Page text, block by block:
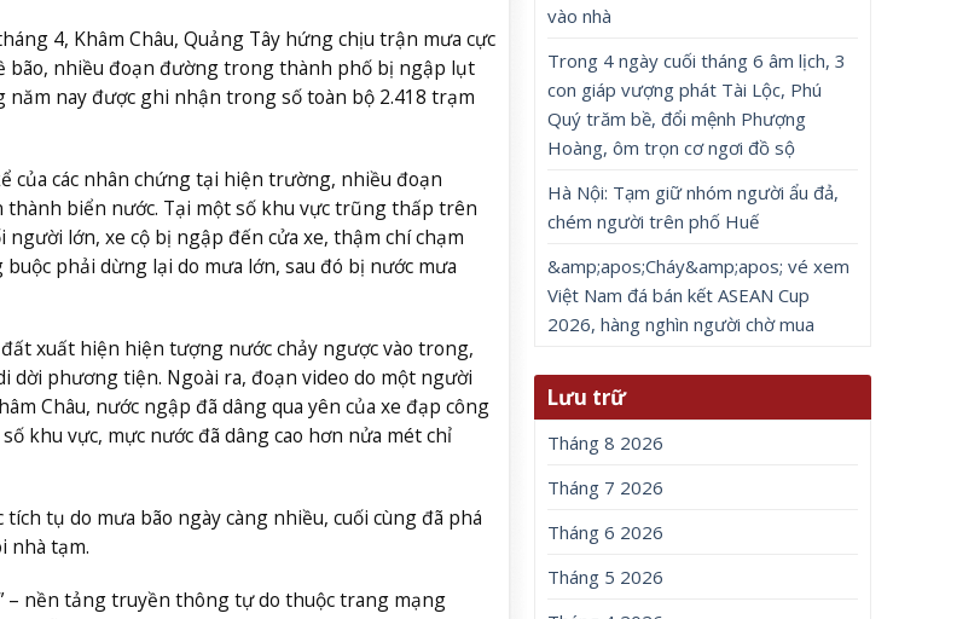
4, Khâm Châu, Quảng Tây hứng chịu trận mưa cực
bão, nhiều đoạn đường trong thành phố bị ngập lụt
nay được ghi nhận trong số toàn bộ 2.418 trạm
của các nhân chứng tại hiện trường, nhiều đoạn
thành biển nước. Tại một số khu vực trũng thấp trên
lớn, xe cộ bị ngập đến cửa xe, thậm chí chạm
phải dừng lại do mưa lớn, sau đó bị nước mưa
xuất hiện hiện tượng nước chảy ngược vào trong,
phương tiện. Ngoài ra, đoạn video do một người
Châu, nước ngập đã dâng qua yên của xe đạp công
khu vực, mực nước đã dâng cao hơn nửa mét chỉ
tụ do mưa bão ngày càng nhiều, cuối cùng đã phá
nhà tạm.
– nền tảng truyền thông tự do thuộc trang mạng
vào nhà
Trong 4 ngày cuối tháng 6 âm lịch, 3
con giáp vượng phát Tài Lộc, Phú
Quý trăm bề, đổi mệnh Phượng
Hoàng, ôm trọn cơ ngơi đồ sộ
Hà Nội: Tạm giữ nhóm người ẩu đả,
chém người trên phố Huế
&amp;apos;Cháy&amp;apos; vé xem
Việt Nam đá bán kết ASEAN Cup
2026, hàng nghìn người chờ mua
Lưu trữ
Tháng 8 2026
Tháng 7 2026
Tháng 6 2026
Tháng 5 2026